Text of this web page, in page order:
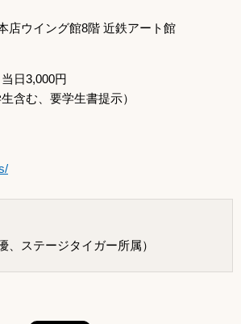
店ウイング館8階 近鉄アート館
日3,000円
含む、要学生書提示）
、ステージタイガー所属）